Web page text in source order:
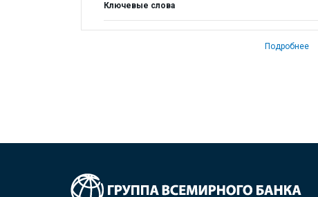
Ключевые слова
Подробнее